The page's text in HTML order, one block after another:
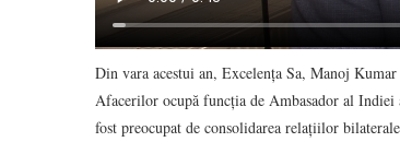
Din vara acestui an, Excelența Sa, Manoj
Afacerilor ocupă funcția de Ambasador al
fost preocupat de consolidarea relațiilor